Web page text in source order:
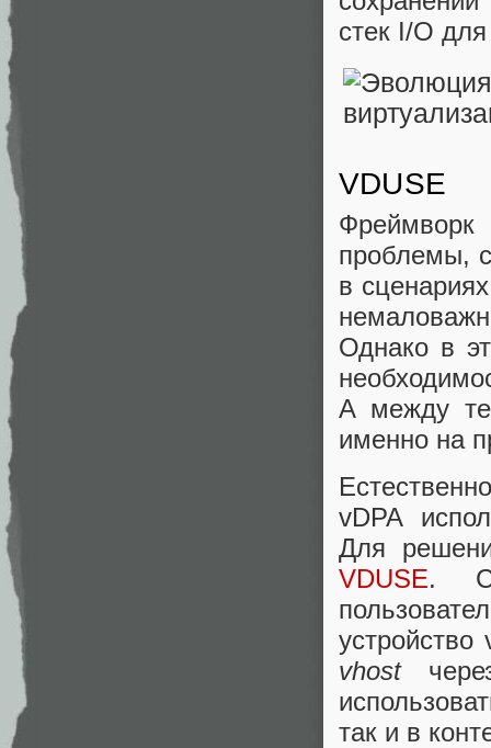
стек I/O
VDUSE
проблемы,
в
Однако в
А между
именно на
vDPA
Для
VDUSE. С
vhost
так и в